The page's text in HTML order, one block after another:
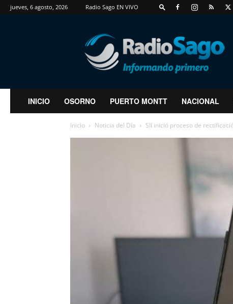
jueves, 6 agosto, 2026 Radio Sago EN VIVO
RadioSago
INICIO OSORNO PUERTO MONTT NACIONAL
Inicio Noticia del Día SII inició proceso de